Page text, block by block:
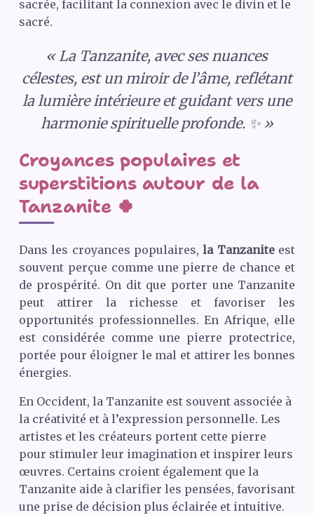
sacrée, facilitant la connexion avec le divin et le
sacré.
« La Tanzanite, avec ses nuances
célestes, est un miroir de l’âme, reflétant
la lumière intérieure et guidant vers une
harmonie spirituelle profonde. ✨ »
Croyances populaires et
superstitions autour de la
Tanzanite 🍀
Dans les croyances populaires,la Tanzaniteest
souvent perçue comme une pierre de chance et
de prospérité. On dit que porter une Tanzanite
peut attirer la richesse et favoriser les
opportunités professionnelles. En Afrique, elle
est considérée comme une pierre protectrice,
portée pour éloigner le mal et attirer les bonnes
énergies.
En Occident, la Tanzanite est souvent associée à
la créativité et à l’expression personnelle. Les
artistes et les créateurs portent cette pierre
pour stimuler leur imagination et inspirer leurs
œuvres. Certains croient également que la
Tanzanite aide à clarifier les pensées, favorisant
une prise de décision plus éclairée et intuitive.